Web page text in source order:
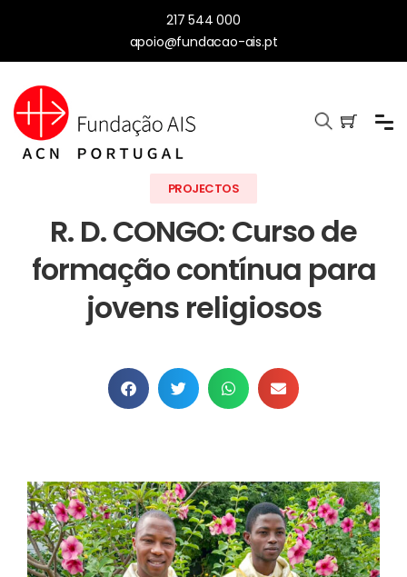
217 544 000
apoio@fundacao-ais.pt
PROJECTOS
R. D. CONGO: Curso de
formação contínua para
jovens religiosos